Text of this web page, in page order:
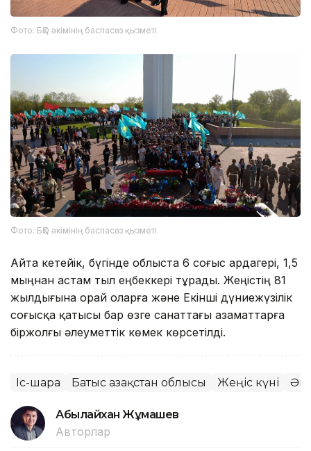
Фото: БҚО әкімінің баспасөз қызметі
Фото: БҚО әкімінің баспасөз қызметі
Айта кетейік, бүгінде облыста 6 соғыс ардагері, 1,5
мыңнан астам тыл еңбеккері тұрады. Жеңістің 81
жылдығына орай оларға және Екінші дүниежүзілік
соғысқа қатысы бар өзге санаттағы азаматтарға
біржолғы әлеуметтік көмек көрсетілді.
Іс-шара Батыс Қазақстан облысы Жеңіс күні
Абылайхан Жұмашев
Авторлар